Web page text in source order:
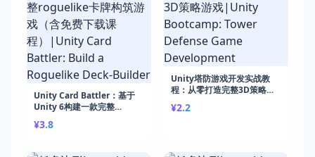
Unity Card Battler：基于
Unity 6构建一款完整
免费下载课程）|Unity Card
Deck-Builder
¥3.8
Unity塔防游戏开发实战教
程：从零打造完整3D策略游
Defense Game
¥2.2